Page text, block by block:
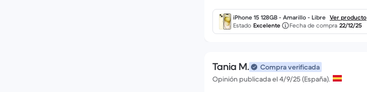
iPhone 15 128GB - Amarillo - Libre Ver producto
Estado Excelente Fecha de compra 22/12/25
Tania M.
Compra verificada
Opinión publicada el 4/9/25 (España).